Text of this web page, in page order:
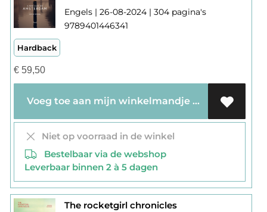
Engels | 26-08-2024 | 304 pagina's
9789401446341
Hardback
€59,50
Voeg toe aan mijn winkelmandje
Niet op voorraad in de winkel
Bestelbaar via de webshop
Leverbaar binnen 2 à 5 dagen
The rocketgirl chronicles